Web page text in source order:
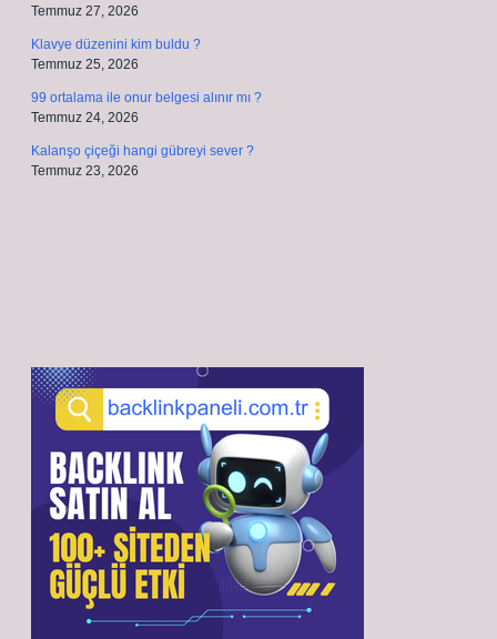
Temmuz 27, 2026
Klavye düzenini kim buldu ?
Temmuz 25, 2026
99 ortalama ile onur belgesi alınır mı ?
Temmuz 24, 2026
Kalanşo çiçeği hangi gübreyi sever ?
Temmuz 23, 2026